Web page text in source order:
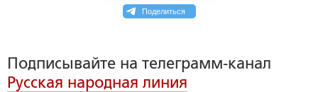
Поделиться
Подписывайте на телеграмм-канал
Русская народная линия